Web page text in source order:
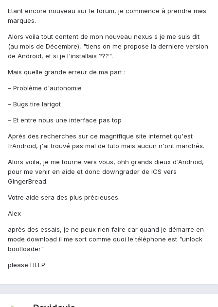
Etant encore nouveau sur le forum, je commence à prendre mes
marques.
Alors voila tout content de mon nouveau nexus s je me suis dit
(au mois de Décembre), "tiens on me propose la derniere version
de Android, et si je l'installais ???".
Mais quelle grande erreur de ma part :
– Problème d'autonomie
– Bugs tire larigot
– Et entre nous une interface pas top
Après des recherches sur ce magnifique site internet qu'est
frAndroid, j'ai trouvé pas mal de tuto mais aucun n'ont marchés.
Alors voila, je me tourne vers vous, ohh grands dieux d'Android,
pour me venir en aide et donc downgrader de ICS vers
GingerBread.
Votre aide sera des plus précieuses.
Alex
après des essais, je ne peux rien faire car quand je démarre en
mode download il me sort comme quoi le téléphone est "unlock
bootloader"
please HELP